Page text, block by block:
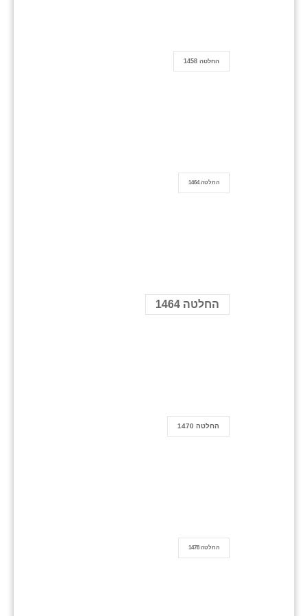
החלטה 1458
החלטה 1464
החלטה 1464
החלטה 1470
החלטה 1478